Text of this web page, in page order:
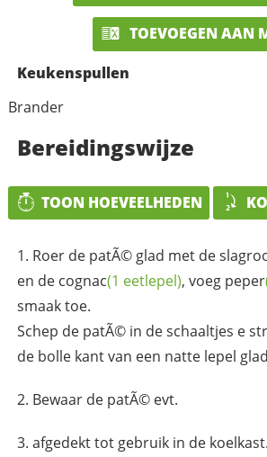
TOEVOEGEN AAN
Keukenspullen
Brander
Bereidingswijze
TOON HOEVEELHEDEN
Roer de patÃ© glad met de
en de cognac(1 eetlepel), voeg peper
smaak toe.
Schep de patÃ© in de schaaltjes e
de bolle kant van een natte lepel
Bewaar de patÃ© evt.
afgedekt tot gebruik in de koelkast.